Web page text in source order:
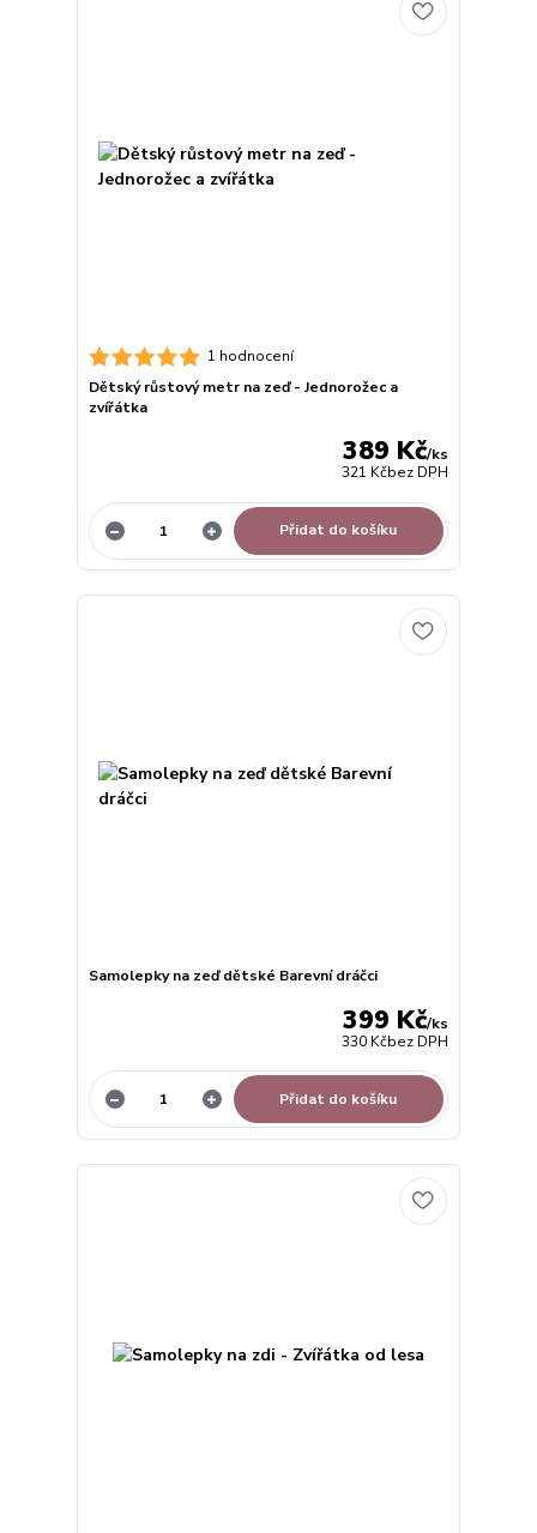
1 hodnocení
Dětský růstový metr na zeď - Jednorožec a
zvířátka
389 Kč/ks
321 Kčbez DPH
Přidat do košíku
Samolepky na zeď dětské Barevní dráčci
399 Kč/ks
330 Kčbez DPH
Přidat do košíku